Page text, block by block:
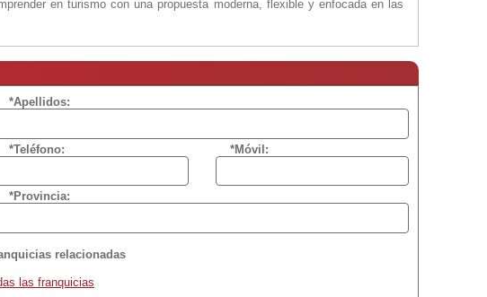
en turismo con una propuesta moderna, flexible y enfocada en las
*Apellidos:
*Teléfono: *Móvil:
*Provincia:
relacionadas
las franquicias